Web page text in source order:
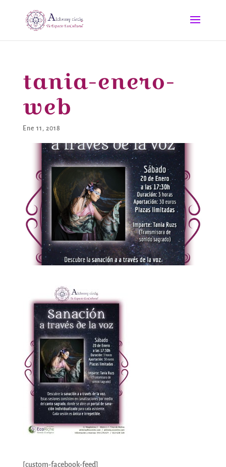
tania-enero-
web
Ene 11, 2018
[custom-facebook-feed]